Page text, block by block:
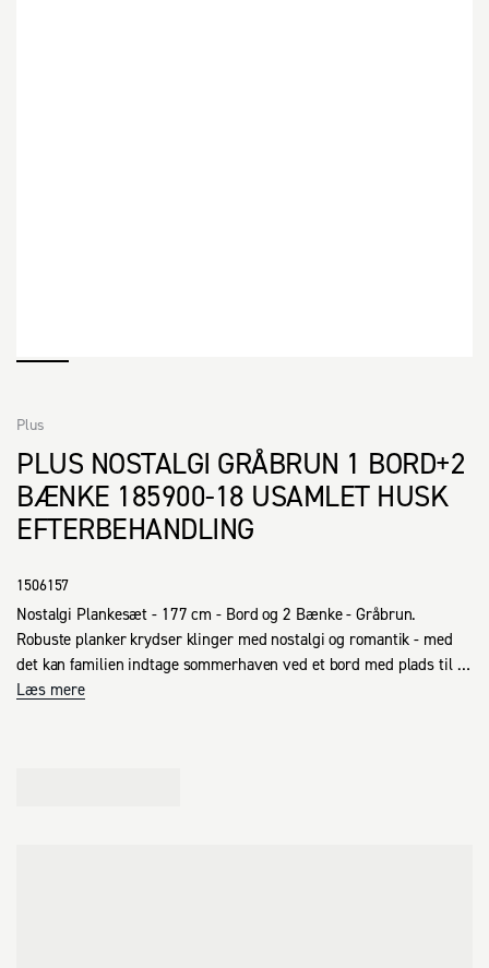
PLUS NOSTALGI GRÅBRUN 1 BORD+2
BÆNKE 185900-18 USAMLET HUSK
EFTERBEHANDLING
Plus
1506157
Nostalgi Plankesæt - 177 cm - Bord og 2 Bænke - Gråbrun.
Robuste planker krydser klinger med nostalgi og romantik - med
det kan familien indtage sommerhaven ved et bord med plads til
alle. De løse bænke gør det nemt at flytte rundt i takt med solens
Læs mere